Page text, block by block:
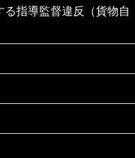
指導監督違反（貨物自